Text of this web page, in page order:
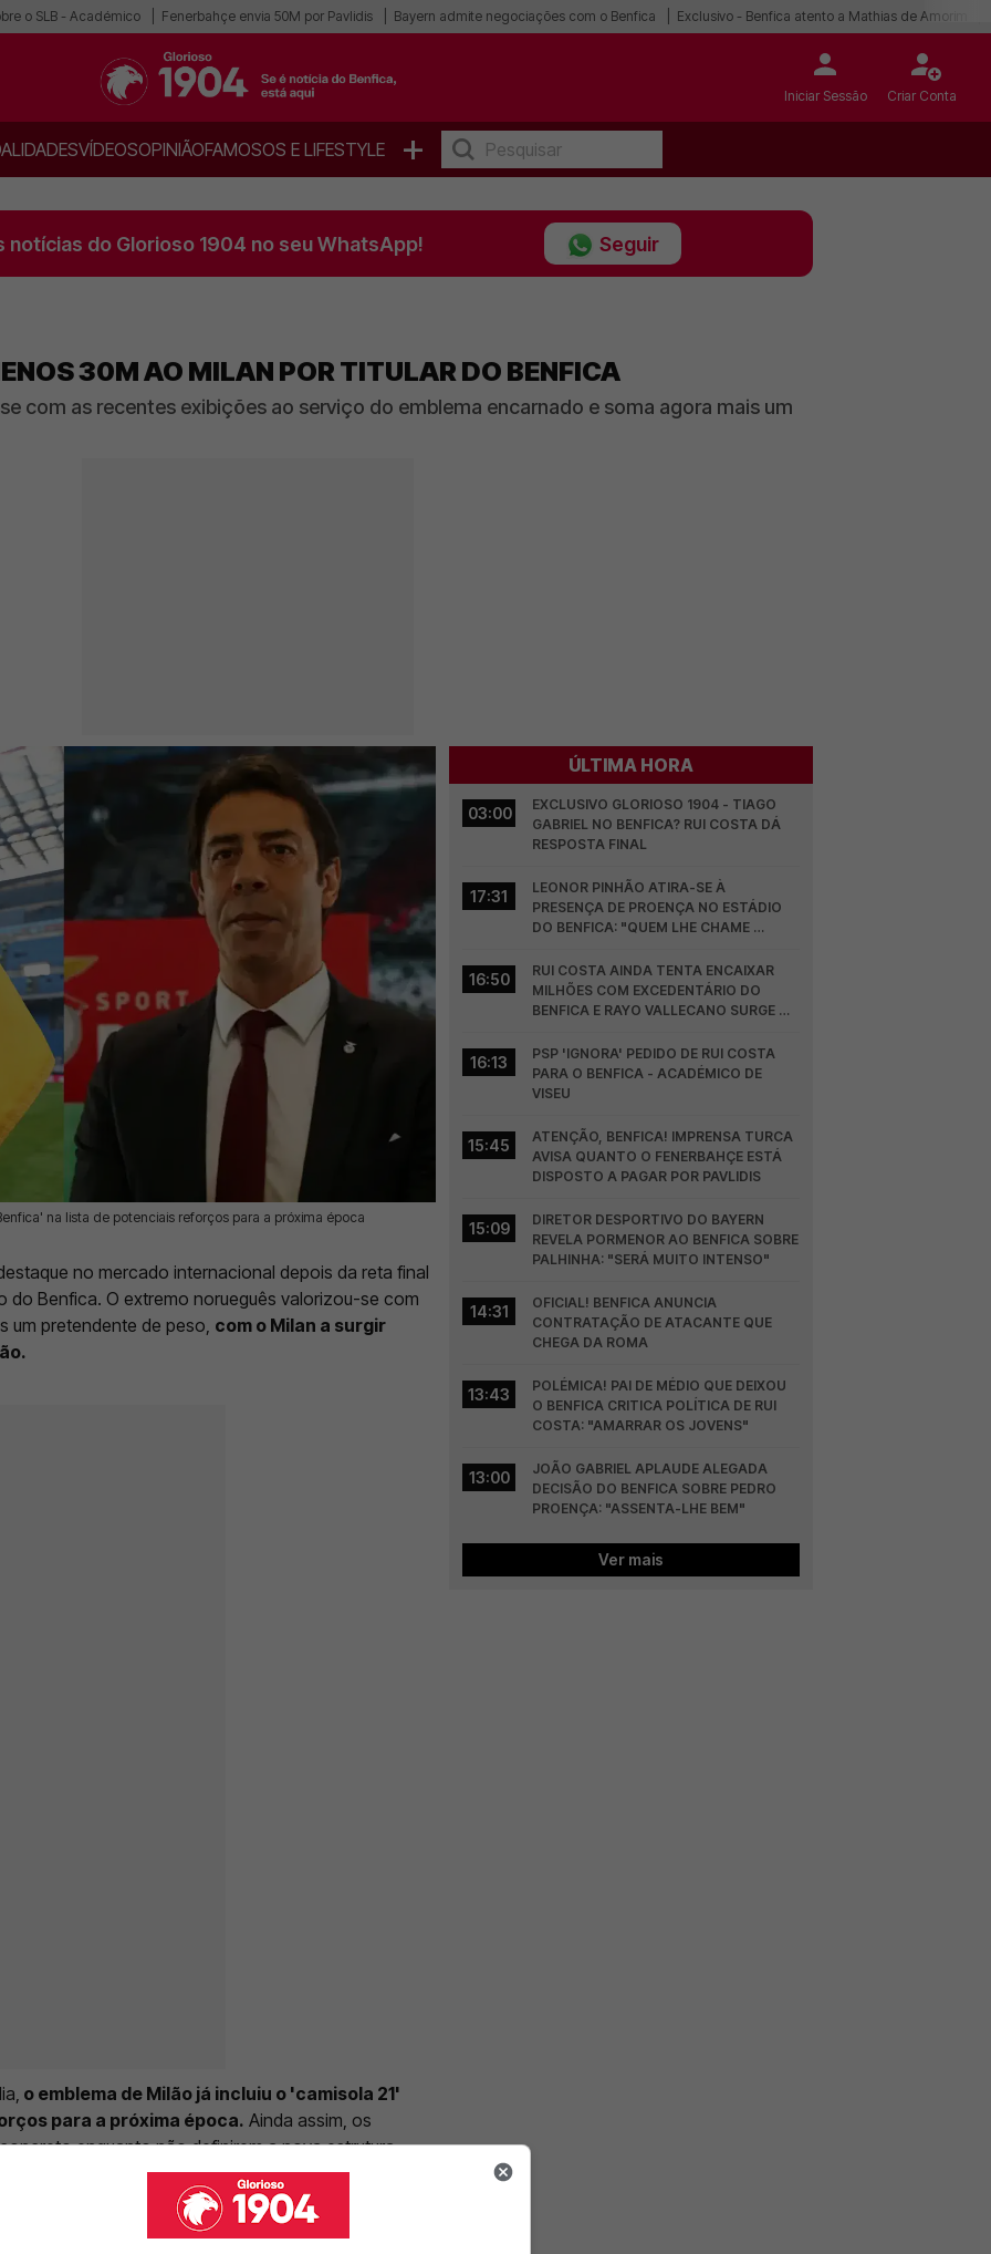
o SLB - Académico Fenerbahçe envia 50M por Pavlidis Bayern admite negociações com o Benfica Exclusivo - Benfica atento a Mathias de Amorim
Iniciar Sessão Criar Conta
VÍDEOSOPINIÃOFAMOSOS E LIFESTYLE +
notícias do Glorioso 1904 no seu WhatsApp! Seguir
30M AO MILAN POR TITULAR DO BENFICA
com as recentes exibições ao serviço do emblema encarnado e soma agora mais um
na lista de potenciais reforços para a próxima época
no mercado internacional depois da reta final
do Benfica. O extremo norueguês valorizou-se com
um pretendente de peso, com o Milan a surgir
o emblema de Milão já incluiu o 'camisola 21'
para a próxima época. Ainda assim, os
enquanto não definirem a nova estrutura
ÚLTIMA HORA
03:00
EXCLUSIVO GLORIOSO 1904 - TIAGO
GABRIEL NO BENFICA? RUI COSTA DÁ
RESPOSTA FINAL
17:31
LEONOR PINHÃO ATIRA-SE À
PRESENÇA DE PROENÇA NO ESTÁDIO
DO BENFICA: "QUEM LHE CHAME
16:50
RUI COSTA AINDA TENTA ENCAIXAR
MILHÕES COM EXCEDENTÁRIO DO
BENFICA E RAYO VALLECANO SURGE NA
16:13
PSP 'IGNORA' PEDIDO DE RUI COSTA
PARA O BENFICA - ACADÉMICO DE
VISEU
15:45
ATENÇÃO, BENFICA! IMPRENSA TURCA
AVISA QUANTO O FENERBAHÇE ESTÁ
DISPOSTO A PAGAR POR PAVLIDIS
15:09
DIRETOR DESPORTIVO DO BAYERN
REVELA PORMENOR AO BENFICA SOBRE
PALHINHA: "SERÁ MUITO INTENSO"
14:31
OFICIAL! BENFICA ANUNCIA
CONTRATAÇÃO DE ATACANTE QUE
CHEGA DA ROMA
13:43
POLÉMICA! PAI DE MÉDIO QUE DEIXOU
O BENFICA CRITICA POLÍTICA DE RUI
COSTA: "AMARRAR OS JOVENS"
13:00
JOÃO GABRIEL APLAUDE ALEGADA
DECISÃO DO BENFICA SOBRE PEDRO
PROENÇA: "ASSENTA-LHE BEM"
Ver mais